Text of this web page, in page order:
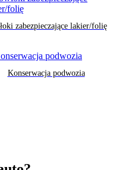
zabezpieczające lakier/folię
Konserwacja podwozia